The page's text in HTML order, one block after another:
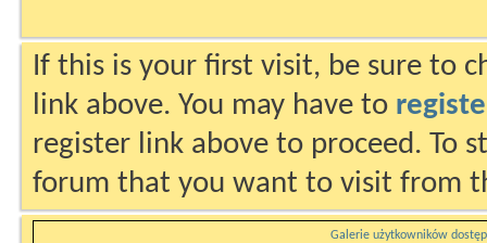
If this is your first visit, be sure to
link above. You may have to
register link above to proceed. To
forum that you want to visit from
Galerie użytkowników